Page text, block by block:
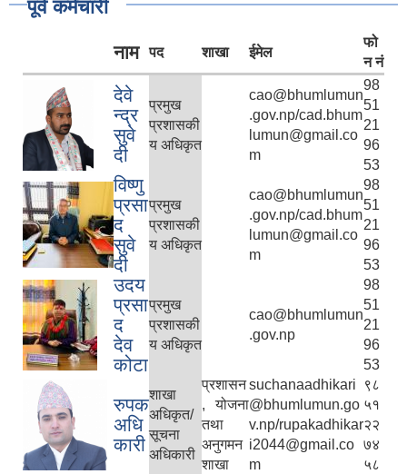
पूर्व कर्मचारी
नाम पद शाखा ईमेल
फो
न नं
देवे
न्द्र
सुवे
दी
प्रमुख
प्रशासकी
य अधिकृत
cao@bhumlumun
.gov.np/cad.bhum
lumun@gmail.co
m
98
51
21
96
53
विष्णु
प्रसा
द
सुवे
दी
प्रमुख
प्रशासकी
य अधिकृत
cao@bhumlumun
.gov.np/cad.bhum
lumun@gmail.co
m
98
51
21
96
53
उदय
प्रसा
द
देव
कोटा
प्रमुख
प्रशासकी
य अधिकृत
cao@bhumlumun
.gov.np
98
51
21
96
53
रुपक
अधि
कारी
शाखा
अधिकृत/
सूचना
अधिकारी
प्रशासन
, योजना
तथा
अनुगमन
शाखा
suchanaadhikari
@bhumlumun.go
v.np/rupakadhikar
i2044@gmail.co
m
९८
५१
२२
७४
५८